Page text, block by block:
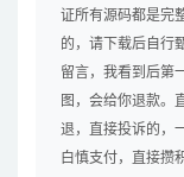
证所有源码都是完
的，请下载后自行
留言，我看到后第
图，会给你退款。
退，直接投诉的，
白慎支付，直接攒